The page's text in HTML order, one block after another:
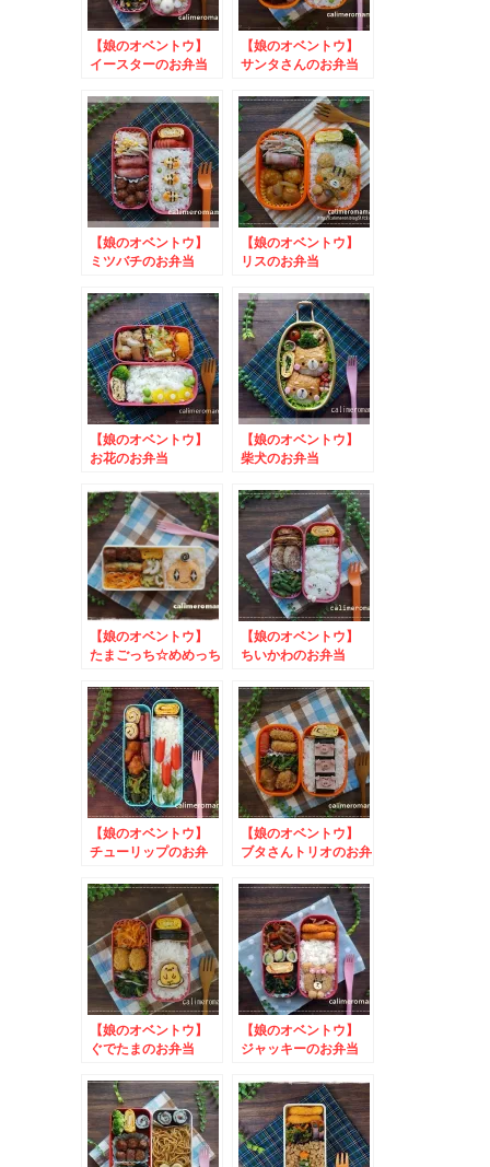
【娘のオベントウ】
イースターのお弁当
弁当箱プレゼントキャ
ンペーン
【娘のオベントウ】
サンタさんのお弁当
稿キャンペーン
【娘のオベントウ】
ミツバチのお弁当
【娘のオベントウ】
リスのお弁当
【娘のオベントウ】
お花のお弁当
【娘のオベントウ】
柴犬のお弁当
【娘のオベントウ】
たまごっち☆めめっち
おしりたんていキャラ
弁コンテスト
【娘のオベントウ】
ちいかわのお弁当
【娘のオベントウ】
チューリップのお弁
キャンペーン
【娘のオベントウ】
ブタさんトリオのお弁
【娘のオベントウ】
ぐでたまのお弁当
【娘のオベントウ】
ジャッキーのお弁当